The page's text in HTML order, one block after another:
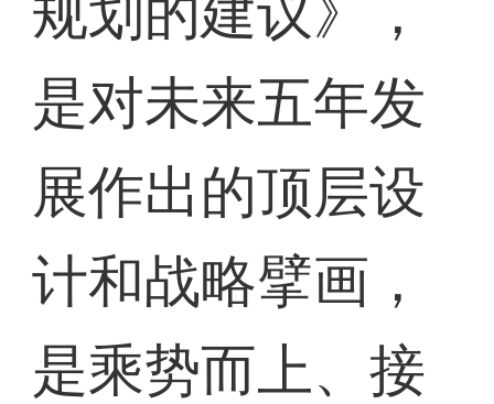
规划的建议》，
是对未来五年发
展作出的顶层设
计和战略擘画，
是乘势而上、接